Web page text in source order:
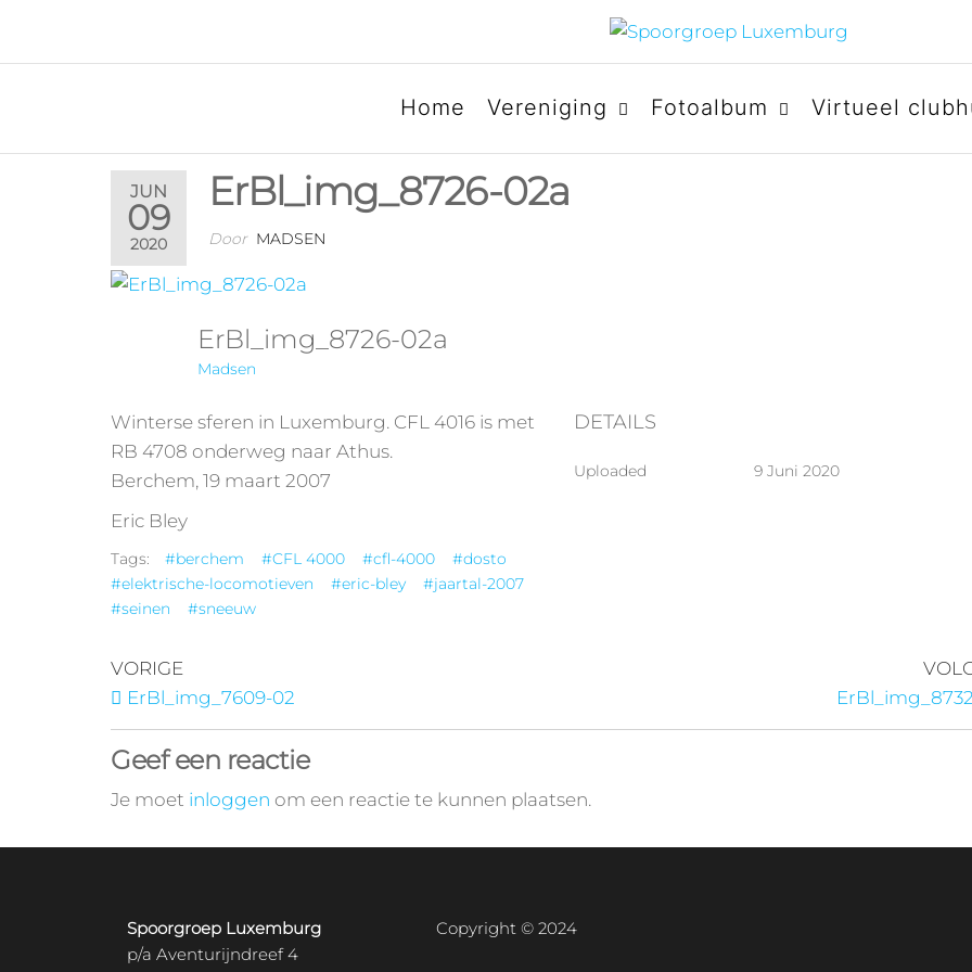
SPOORGROEP LUXEMBURG
Home Vereniging Fotoalbum Virtueel
JUN
09
2020
ErBl_img_8726-02a
Door MADSEN
ErBl_img_8726-02a
Madsen
Winterse sferen in Luxemburg. CFL 4016 is met
RB 4708 onderweg naar Athus.
Berchem, 19 maart 2007
Eric Bley
Tags: #berchem #CFL 4000 #cfl-4000
#dosto
#elektrische-locomotieven
#eric-bley
#jaartal-2007
#seinen
#sneeuw
DETAILS
Uploaded 9 Juni 2020
VORIGE
ErBl_img_7609-02
Geef een reactie
Je moet inloggen om een reactie te kunnen plaatsen.
Spoorgroep Luxemburg
p/a Aventurijndreef 4
Copyright © 2024